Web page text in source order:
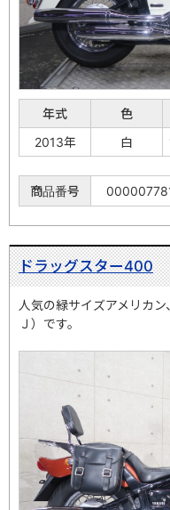
年式 色
2013年
白
商品番号
ドラッグスター400
人気の緑サイズアメリカ
Ｊ）です。